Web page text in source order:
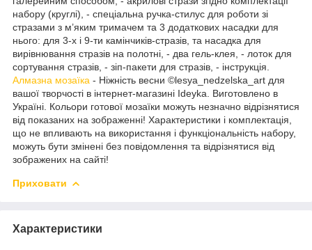
набору (круглі), - спеціальна ручка-стилус для роботи зі
стразами з м’яким тримачем та 3 додаткових насадки для
нього: для 3-х і 9-ти камінчиків-стразів, та насадка для
вирівнювання стразів на полотні, - два гель-клея, - лоток для
сортування стразів, - зіп-пакети для стразів, - інструкція.
Алмазна мозаїка - Ніжність весни ©lesya_nedzelska_art для
вашої творчості в інтернет-магазині Ideyka. Виготовлено в
Україні. Кольори готової мозаїки можуть незначно відрізнятися
від показаних на зображенні! Характеристики і комплектація,
що не впливають на використання і функціональність набору,
можуть бути змінені без повідомлення та відрізнятися від
зображених на сайті!
Приховати
Характеристики